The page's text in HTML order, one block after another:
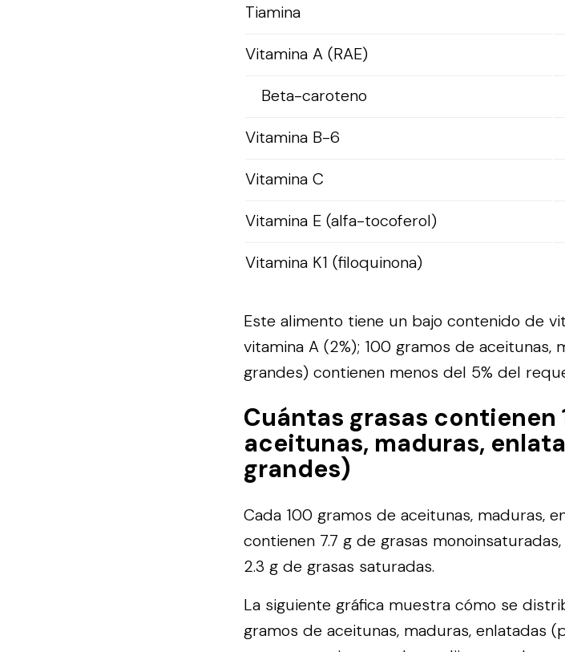
Tiamina
Vitamina A (RAE)
Beta-caroteno
Vitamina B-6
Vitamina C
Vitamina E (alfa-tocoferol)
Vitamina K1 (filoquinona)
Este alimento tiene un bajo contenido de
vitamina A (2%); 100 gramos de
grandes) contienen menos del 5% del
Cuántas grasas contienen
aceitunas, maduras,
grandes)
Cada 100 gramos de aceitunas, maduras,
contienen 7.7 g de grasas
2.3 g de grasas saturadas.
La siguiente gráfica muestra cómo se
gramos de aceitunas, maduras, enlatadas